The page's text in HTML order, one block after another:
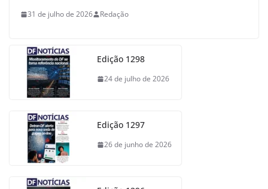
31 de julho de 2026 Redação
Edição 1298
24 de julho de 2026
Edição 1297
26 de junho de 2026